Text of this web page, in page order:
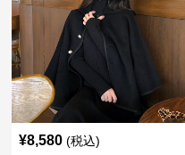
¥8,580 (税込)